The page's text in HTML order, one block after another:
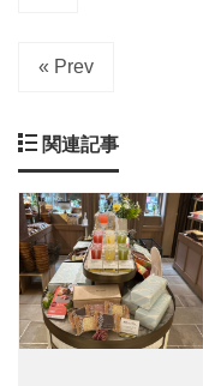
レ
ー
ル』
の
パ
テ
« Prev
関連記事